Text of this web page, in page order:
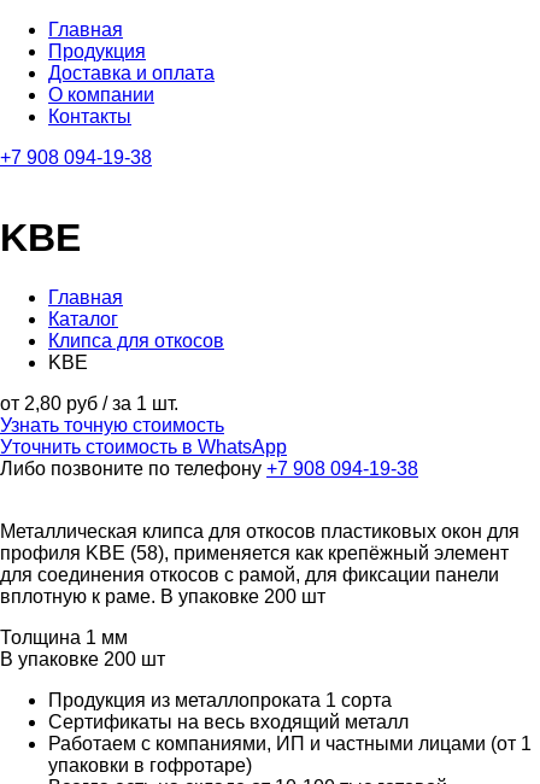
Главная
Продукция
Доставка и оплата
О компании
Контакты
+7 908 094-19-38
KBE
Главная
Каталог
Клипса для откосов
KBE
от 2,80 руб / за 1 шт.
Узнать точную стоимость
Уточнить стоимость в WhatsApp
Либо позвоните по телефону +7 908 094-19-38
Металлическая клипса для откосов пластиковых окон для
профиля KBE (58), применяется как крепёжный элемент
для соединения откосов с рамой, для фиксации панели
вплотную к раме. В упаковке 200 шт
Толщина 1 мм
В упаковке 200 шт
Продукция из металлопроката 1 сорта
Сертификаты на весь входящий металл
Работаем с компаниями, ИП и частными лицами (от 1
упаковки в гофротаре)